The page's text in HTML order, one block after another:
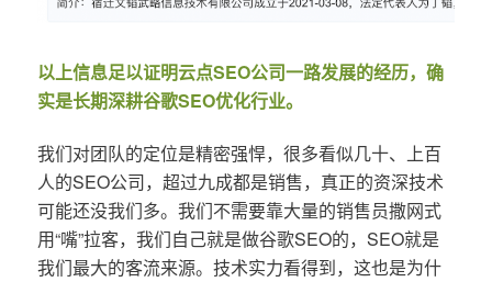
以上信息足以证明云点SEO公司一路发展的经历，确
实是长期深耕谷歌SEO优化行业。
我们对团队的定位是精密强悍，很多看似几十、上百
人的SEO公司，超过九成都是销售，真正的资深技术
可能还没我们多。我们不需要靠大量的销售员撒网式
用“嘴”拉客，我们自己就是做谷歌SEO的，SEO就是
我们最大的客流来源。技术实力看得到，这也是为什